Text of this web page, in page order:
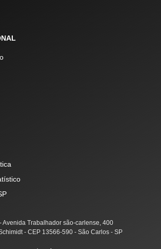
Avenida Trabalhador são-carlense, 400
- CEP 13566-590 - São Carlos - SP